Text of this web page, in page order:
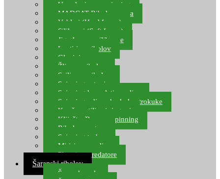
Upredenice za spinning
MADCAT Ribolov soma
Vobleri (Hard Lures)
Silikonci (Soft Lures)
Jig glave za silikonce
Leptiri za ribolov
Glavinjare
Žlice za ribolov
Sajlice za ribolov
Spinning setovi
Spinning kompleti varalica
Spinning udice, dvokuke, trokuke
Kopče, vrtilice i ringovi
Kliješta, škare za spinning
Ribolov pastrve
Spinning torbe
Mirisi za varalice
Plovci za predatore
Šaranski ribolov
Šaranske role